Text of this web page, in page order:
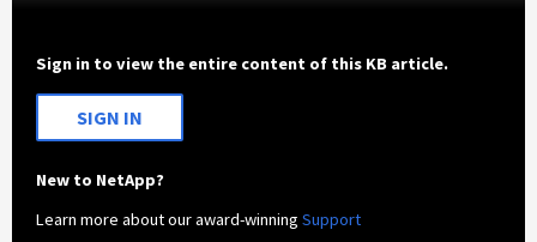
Sign in to view the entire content of this KB article.
SIGN IN
New to NetApp?
Learn more about our award-winningSupport